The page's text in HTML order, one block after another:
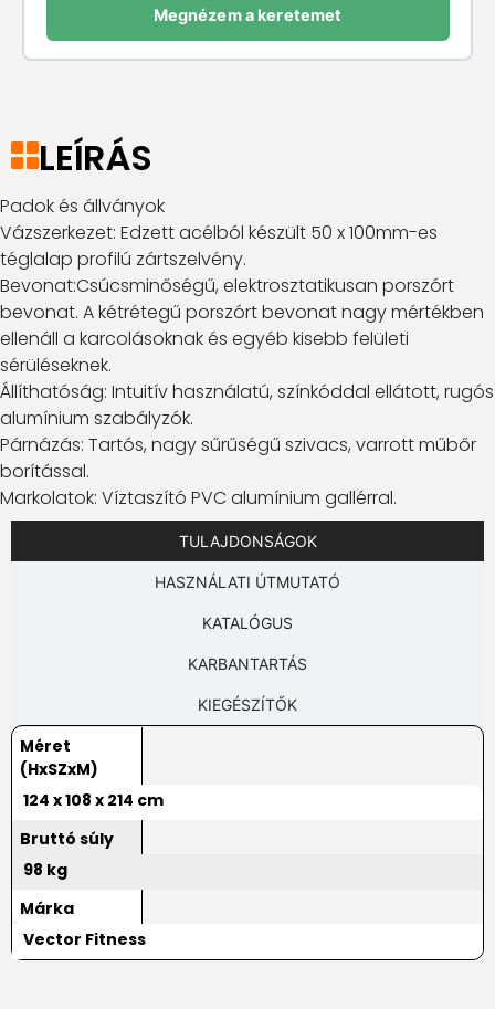
Megnézem a keretemet
LEÍRÁS
Padok és állványok
Vázszerkezet: Edzett acélból készült 50 x 100mm-es
téglalap profilú zártszelvény.
Bevonat:Csúcsminőségű, elektrosztatikusan porszórt
bevonat. A kétrétegű porszórt bevonat nagy mértékben
ellenáll a karcolásoknak és egyéb kisebb felületi
sérüléseknek.
Állíthatóság: Intuitív használatú, színkóddal ellátott, rugós
alumínium szabályzók.
Párnázás: Tartós, nagy sűrűségű szivacs, varrott műbőr
borítással.
Markolatok: Víztaszító PVC alumínium gallérral.
TULAJDONSÁGOK
HASZNÁLATI ÚTMUTATÓ
KATALÓGUS
KARBANTARTÁS
KIEGÉSZÍTŐK
Méret
(HxSZxM)
124 x 108 x 214 cm
Bruttó súly
98 kg
Márka
Vector Fitness